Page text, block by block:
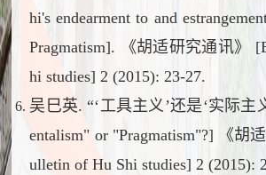
hi's endearment to and
Pragmatism]. 《胡适研究通讯》
hi studies] 2 (2015): 23-27.
吴巳英. “‘工具主义’还是‘实际主
entalism" or "Pragmatism"?] 《胡
ulletin of Hu Shi studies] 2 (2015):